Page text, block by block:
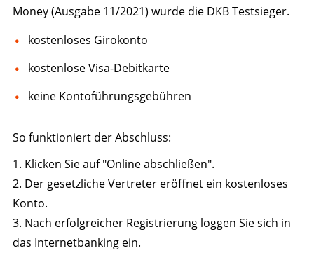
Money (Ausgabe 11/2021) wurde die DKB Testsieger.
kostenloses Girokonto
kostenlose Visa-Debitkarte
keine Kontoführungsgebühren
So funktioniert der Abschluss:
1. Klicken Sie auf "Online abschließen".
2. Der gesetzliche Vertreter eröffnet ein kostenloses
Konto.
3. Nach erfolgreicher Registrierung loggen Sie sich in
das Internetbanking ein.